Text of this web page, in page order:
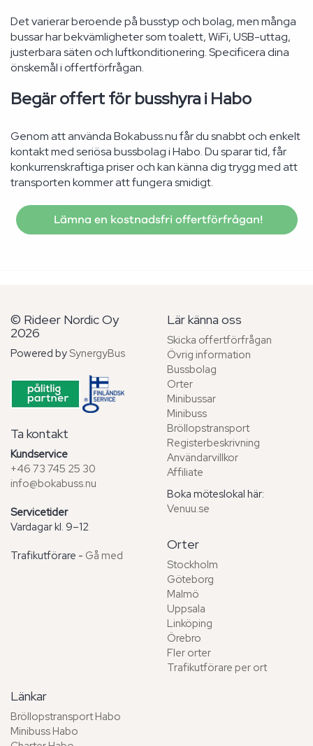
Det varierar beroende på busstyp och bolag, men många
bussar har bekvämligheter som toalett, WiFi, USB-uttag,
justerbara säten och luftkonditionering. Specificera dina
önskemål i offertförfrågan.
Begär offert för busshyra i Habo
Genom att använda Bokabuss.nu får du snabbt och enkelt
kontakt med seriösa bussbolag i Habo. Du sparar tid, får
konkurrenskraftiga priser och kan känna dig trygg med att
transporten kommer att fungera smidigt.
Lämna en kostnadsfri offertförfrågan!
© Rideer Nordic Oy
2026
Powered by SynergyBus
Ta kontakt
Kundservice
+46 73 745 25 30
info@bokabuss.nu
Servicetider
Vardagar kl. 9–12
Trafikutförare - Gå med
Lär känna oss
Skicka offertförfrågan
Övrig information
Bussbolag
Orter
Minibussar
Minibuss
Bröllopstransport
Registerbeskrivning
Användarvillkor
Affiliate
Boka möteslokal här:
Venuu.se
Orter
Stockholm
Göteborg
Malmö
Uppsala
Linköping
Örebro
Fler orter
Trafikutförare per ort
Länkar
Bröllopstransport Habo
Minibuss Habo